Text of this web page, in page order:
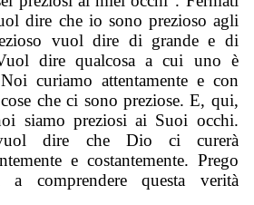
dire che io sono prezioso agli
vuol dire di grande e di
dire qualcosa a cui uno è
curiamo attentamente e con
che ci sono preziose. E, qui,
siamo preziosi ai Suoi occhi.
dire che Dio ci curerà
e costantemente. Prego
comprendere questa verità